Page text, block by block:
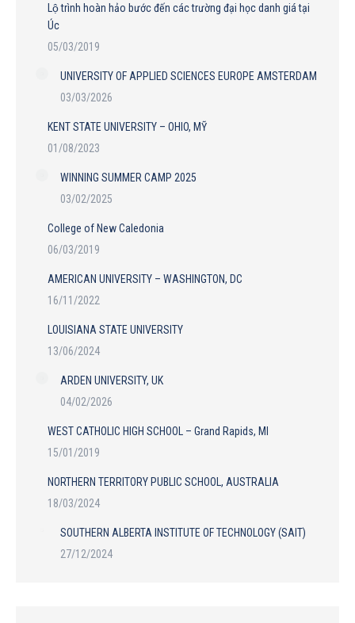
Lộ trình hoàn hảo bước đến các trường đại học danh giá tại
Úc
05/03/2019
UNIVERSITY OF APPLIED SCIENCES EUROPE AMSTERDAM
03/03/2026
KENT STATE UNIVERSITY – OHIO, MỸ
01/08/2023
WINNING SUMMER CAMP 2025
03/02/2025
College of New Caledonia
06/03/2019
AMERICAN UNIVERSITY – WASHINGTON, DC
16/11/2022
LOUISIANA STATE UNIVERSITY
13/06/2024
ARDEN UNIVERSITY, UK
04/02/2026
WEST CATHOLIC HIGH SCHOOL – Grand Rapids, MI
15/01/2019
NORTHERN TERRITORY PUBLIC SCHOOL, AUSTRALIA
18/03/2024
SOUTHERN ALBERTA INSTITUTE OF TECHNOLOGY (SAIT)
27/12/2024